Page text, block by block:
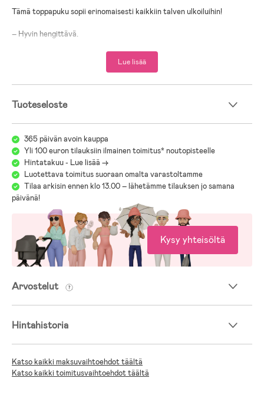
Tämä toppapuku sopii erinomaisesti kaikkiin talven ulkoiluihin!
– Hyvin hengittävä.
– Heijastavia yksityiskohtia.
– Vesipilariarvo: 3000 mm.
– 100 % polyesteri.
Lue lisää
Tuoteseloste
365 päivän avoin kauppa
Yli 100 euron tilauksiin ilmainen toimitus* noutopisteelle
Hintatakuu - Lue lisää ->
Luotettava toimitus suoraan omalta varastoltamme
Tilaa arkisin ennen klo 13.00 – lähetämme tilauksen jo samana
päivänä!
Kysy yhteisöltä
Arvostelut
Hintahistoria
Katso kaikki maksuvaihtoehdot täältä
Katso kaikki toimitusvaihtoehdot täältä